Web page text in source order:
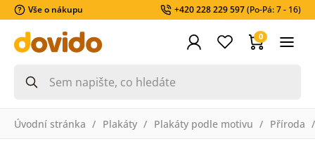
Vše o nákupu +420 228 229 597(Po-Pá: 7 - 16)
0
Úvodní stránka Plakáty Plakáty podle motivu Příroda